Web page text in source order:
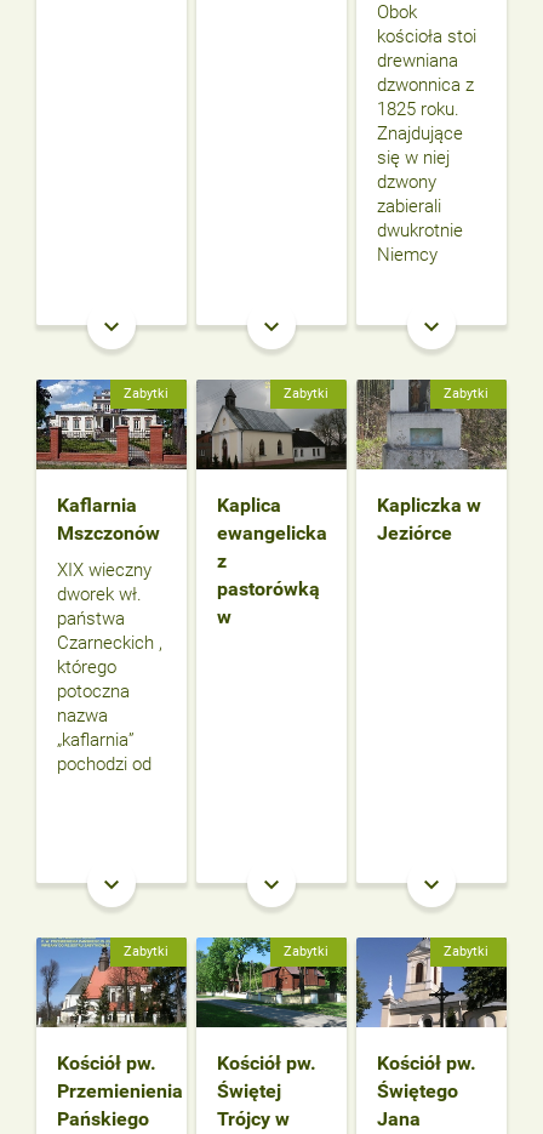
keyboard_arrow_down keyboard_arrow_down
Obok
kościoła stoi
drewniana
dzwonnica z
1825 roku.
Znajdujące
się w niej
dzwony
zabierali
dwukrotnie
Niemcy
keyboard_arrow_down
Zabytki
Kaflarnia
Mszczonów
XIX wieczny
dworek wł.
państwa
Czarneckich ,
którego
potoczna
nazwa
„kaflarnia”
pochodzi od
keyboard_arrow_down
Zabytki
Kaplica
ewangelicka
z
pastorówką
w
keyboard_arrow_down
Zabytki
Kapliczka w
Jeziórce
keyboard_arrow_down
Zabytki
Kościół pw.
Przemienienia
Pańskiego
Zabytki
Kościół pw.
Świętej
Trójcy w
Zabytki
Kościół pw.
Świętego
Jana